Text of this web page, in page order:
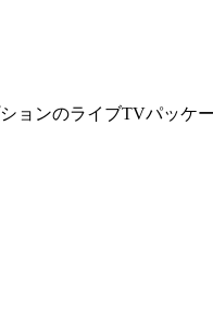
ョンのライブTVパッケー